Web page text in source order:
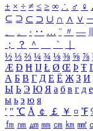
± × ÷ ≠ ≤ ≥ ∞ ∴ ♂ ♀
⊆ ⊇ ⊂ ⊃ ∪ ∩ ∧ ∨
、
。 · ‥ … ¨ 〃 ―
；
？ ＾ ｀
½ ⅓ ⅔ ¼ ¾ ⅛ ⅜ ⅝ ⅞
Æ Ð Ħ Ĳ Ł Ø Œ Þ Ŧ
А Б В Г Д Е Ё Ж З И
Ы Ь Э Ю Я а б в г д е
ы ь э ю я
′ ″ ℃ Å ￠ ￡ ￥ ¤ ℉
㎙ ㎚ ㎛ ㎜ ㎝ ㎞ ㎟